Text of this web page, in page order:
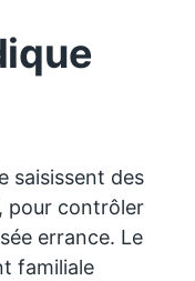
saisissent des
pour contrôler
errance. Le
familiale